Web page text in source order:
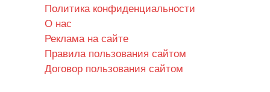
Политика конфиденциальности
О нас
Реклама на сайте
Правила пользования сайтом
Договор пользования сайтом